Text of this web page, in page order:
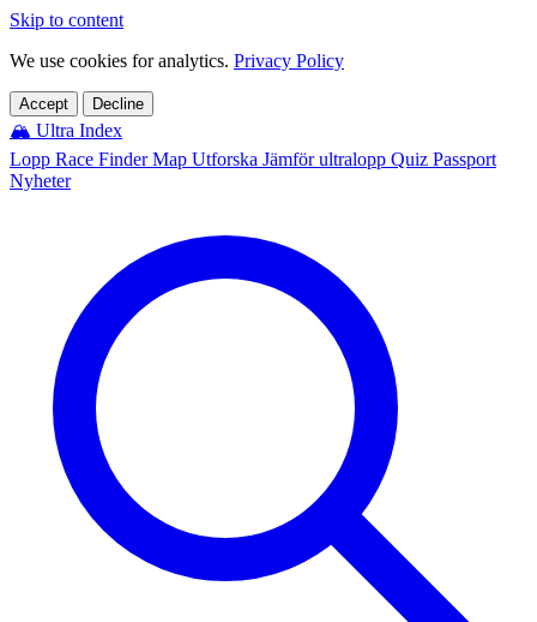
Skip to content
We use cookies for analytics. Privacy Policy
Accept Decline
🏔️ Ultra Index
Lopp Race FinderMap Utforska Jämför ultralopp Quiz Passport
Nyheter